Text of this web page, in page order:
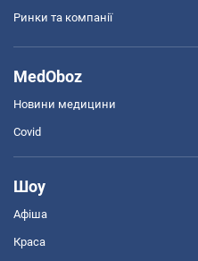
Ринки та компанії
MedOboz
Новини медицини
Covid
Шоу
Афіша
Краса